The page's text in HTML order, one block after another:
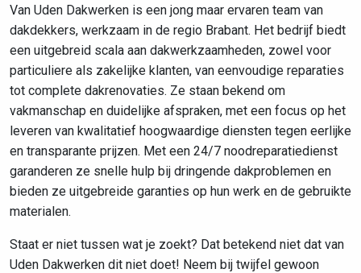
Leaflet |© OpenStreetMapcontributors
Van Uden Dakwerken is een jong maar ervaren team van
dakdekkers, werkzaam in de regio Brabant. Het bedrijf biedt
een uitgebreid scala aan dakwerkzaamheden, zowel voor
particuliere als zakelijke klanten, van eenvoudige reparaties
tot complete dakrenovaties. Ze staan bekend om
vakmanschap en duidelijke afspraken, met een focus op het
leveren van kwalitatief hoogwaardige diensten tegen eerlijke
en transparante prijzen. Met een 24/7 noodreparatiedienst
garanderen ze snelle hulp bij dringende dakproblemen en
bieden ze uitgebreide garanties op hun werk en de gebruikte
materialen.
Staat er niet tussen wat je zoekt? Dat betekend niet dat van
Uden Dakwerken dit niet doet! Neem bij twijfel gewoon